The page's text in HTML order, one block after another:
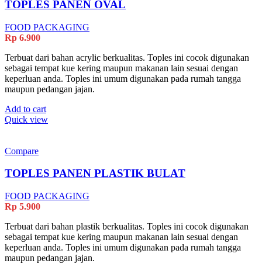
TOPLES PANEN OVAL
FOOD PACKAGING
Rp 6.900
Terbuat dari bahan acrylic berkualitas. Toples ini cocok digunakan
sebagai tempat kue kering maupun makanan lain sesuai dengan
keperluan anda. Toples ini umum digunakan pada rumah tangga
maupun pedangan jajan.
Add to cart
Quick view
Compare
TOPLES PANEN PLASTIK BULAT
FOOD PACKAGING
Rp 5.900
Terbuat dari bahan plastik berkualitas. Toples ini cocok digunakan
sebagai tempat kue kering maupun makanan lain sesuai dengan
keperluan anda. Toples ini umum digunakan pada rumah tangga
maupun pedangan jajan.